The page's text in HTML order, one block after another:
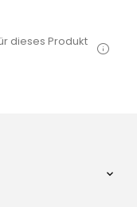
dieses Produkt
